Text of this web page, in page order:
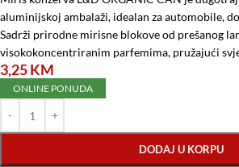
aluminijskoj ambalaži, idealan za automobile,
Sadrži prirodne mirisne blokove od prešanog
visokokoncentriranim parfemima, pružajući
3,25KM
ONLINE PONUDA
DODAJ U KORPU